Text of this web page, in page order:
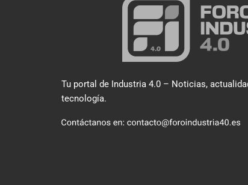
Tu portal de Industria 4.0 – Noticias,
tecnología.